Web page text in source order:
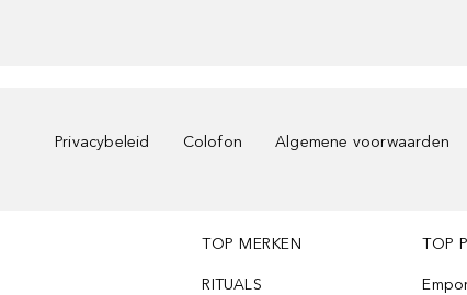
Privacybeleid Colofon Algemene voorwaarden
TOP MERKEN
RITUALS
TOP